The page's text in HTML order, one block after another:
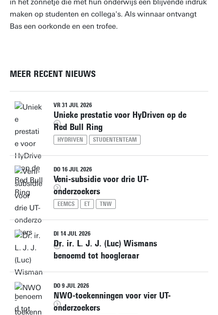
in het zonnetje die met hun onderwijs een blijvende indruk
maken op studenten en collega's. Als winnaar ontvangt
Bas een oorkonde en een trofee.
MEER RECENT NIEUWS
VR 31 JUL 2026
Unieke prestatie voor HyDriven op de
Red Bull Ring
HYDRIVEN STUDENTENTEAM
DO 16 JUL 2026
Veni-subsidie voor drie UT-
onderzoekers
EEMCS ET TNW
DI 14 JUL 2026
Dr. ir. L. J. J. (Luc) Wismans
benoemd tot hoogleraar
DO 9 JUL 2026
NWO-toekenningen voor vier UT-
onderzoekers